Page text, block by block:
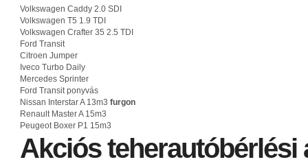
Volkswagen Caddy 2.0 SDI
Volkswagen T5 1.9 TDI
Volkswagen Crafter 35 2.5 TDI
Ford Transit
Citroen Jumper
Iveco Turbo Daily
Mercedes Sprinter
Ford Transit ponyvás
Nissan Interstar A 13m3 furgon
Renault Master A 15m3
Peugeot Boxer P1 15m3
Akciósteherautóbérlési